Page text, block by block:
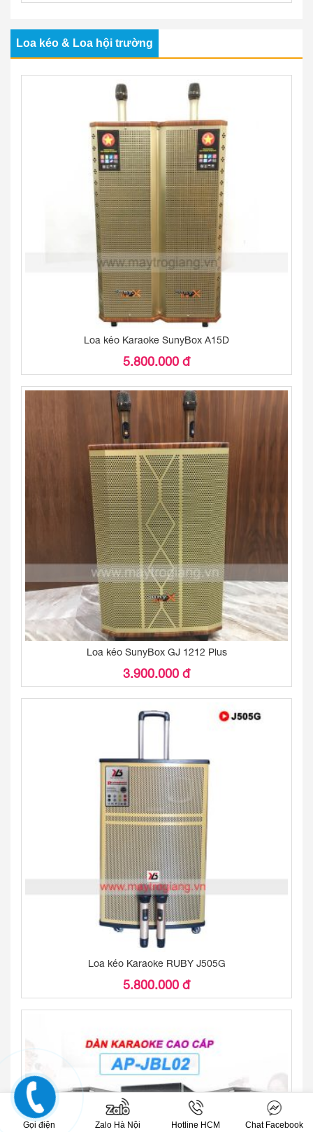
Loa kéo & Loa hội trường
Loa kéo Karaoke SunyBox A15D
5.800.000 đ
Loa kéo SunyBox GJ 1212 Plus
3.900.000 đ
Loa kéo Karaoke RUBY J505G
5.800.000 đ
Gọi điện Zalo Hà Nội Hotline HCM Chat Facebook